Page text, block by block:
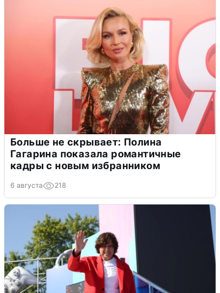
Больше не скрывает: Полина
Гагарина показала романтичные
кадры с новым избранником
6 августа 218